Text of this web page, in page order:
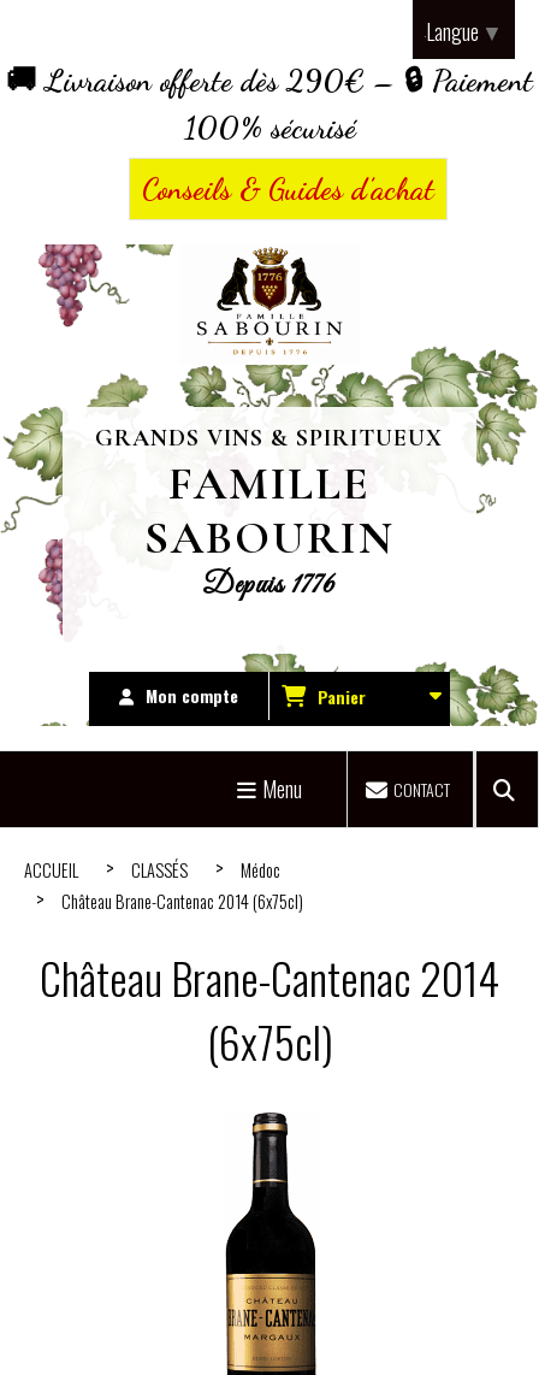
🚚 Livraison offerte dès 290€ – 🔒 Paiement
100% sécurisé
Conseils & Guides d’achat
GRANDS VINS & SPIRITUEUX
FAMILLE
SABOURIN
Depuis 1776
Mon compte Panier
Menu CONTACT
ACCUEIL CLASSÉS
Médoc
Château Brane-Cantenac 2014 (6x75cl)
Château Brane-Cantenac 2014
(6x75cl)
Langue ▼